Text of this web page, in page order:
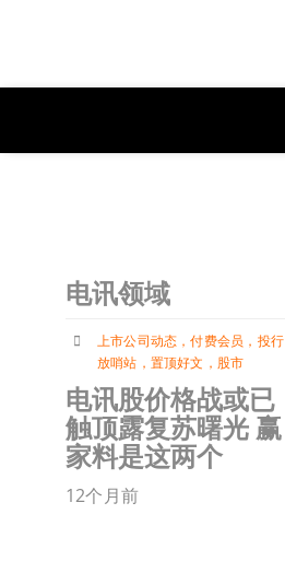
电讯领域
上市公司动态 ，付费会员 ， 投行
放哨站 ， 置顶好文 ， 股市
电讯股价格战或已
触顶露复苏曙光 赢
家料是这两个
12个月前